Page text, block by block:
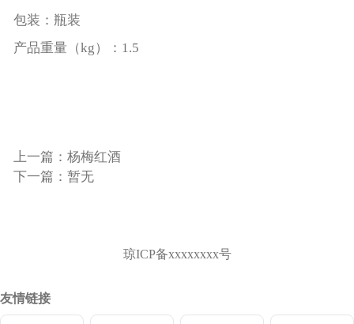
包装：瓶装
产品重量（kg）：1.5
上一篇：杨梅红酒
下一篇：暂无
琼ICP备xxxxxxxx号
友情链接